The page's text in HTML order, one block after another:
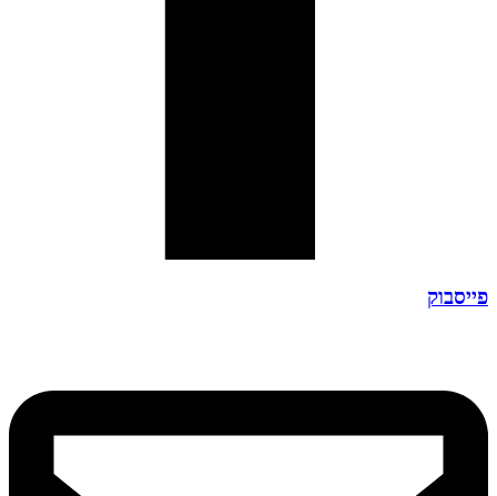
פייסבוק